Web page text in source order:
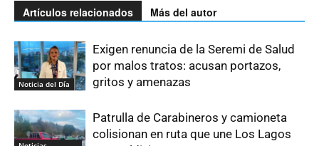
Artículos relacionados Más del autor
Noticia del Día
Exigen renuncia de la Seremi de Salud
por malos tratos: acusan portazos,
gritos y amenazas
Patrulla de Carabineros y camioneta
colisionan en ruta que une Los Lagos